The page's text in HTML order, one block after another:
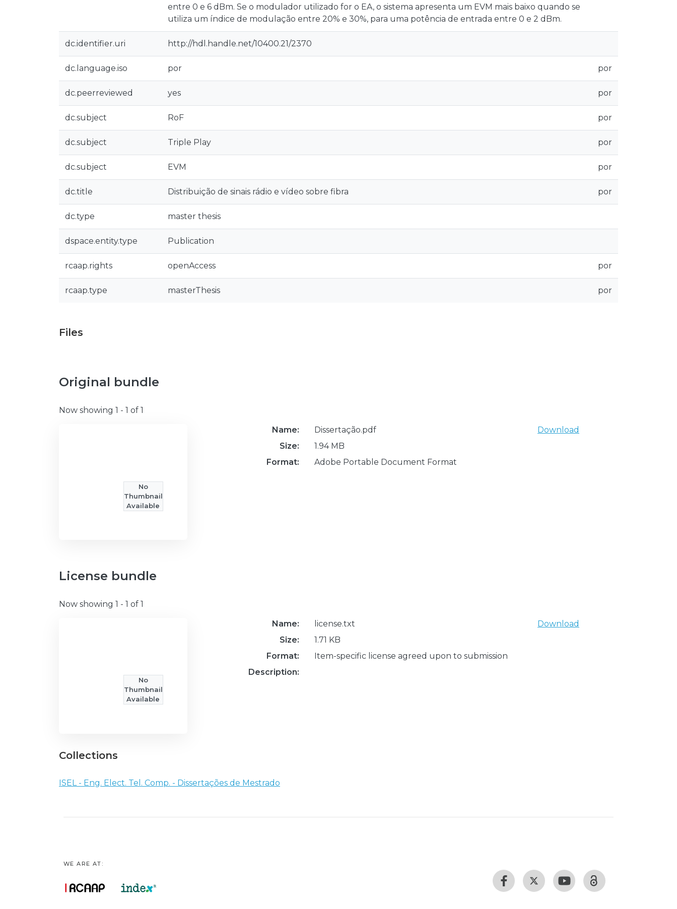
entre 0 e 6 dBm. Se o modulador utilizado for o EA, o sistema apresenta um EVM mais baixo quando se
utiliza um índice de modulação entre 20% e 30%, para uma potência de entrada entre 0 e 2 dBm.
dc.identifier.uri http://hdl.handle.net/10400.21/2370
dc.language.iso por por
dc.peerreviewed yes por
dc.subject RoF por
dc.subject Triple Play por
dc.subject EVM por
dc.title Distribuição de sinais rádio e vídeo sobre fibra por
dc.type master thesis
dspace.entity.type Publication
rcaap.rights openAccess por
rcaap.type masterThesis por
Files
Original bundle
Now showing 1 - 1 of 1
No
Thumbnail
Available
Name:
Dissertação.pdf
Size:
1.94 MB
Format:
Adobe Portable Document Format
Download
License bundle
Now showing 1 - 1 of 1
No
Thumbnail
Available
Name:
license.txt
Size:
1.71 KB
Format:
Item-specific license agreed upon to submission
Description:
Download
Collections
ISEL - Eng. Elect. Tel. Comp. - Dissertações de Mestrado
WE ARE AT: